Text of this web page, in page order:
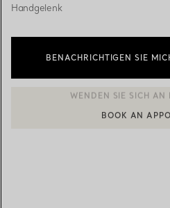
Handgelenk
BENACHRICHTIGEN SIE
EINEN KUNDENBERATER